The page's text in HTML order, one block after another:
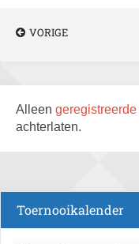
VORIGE
Alleen geregistreerde
achterlaten.
Toernooikalender